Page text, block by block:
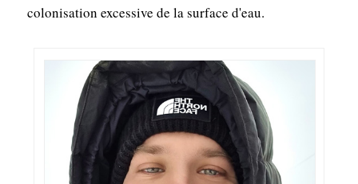
colonisation excessive de la surface d'eau.